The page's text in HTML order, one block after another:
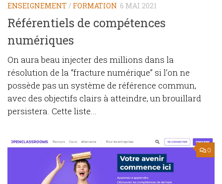
ENSEIGNEMENT / FORMATION 6 MAI 2021
Référentiels de compétences
numériques
On aura beau injecter des millions dans la
résolution de la “fracture numérique” si l’on ne
possède pas un système de référence commun,
avec des objectifs clairs à atteindre, un brouillard
persistera. Cette liste...
0